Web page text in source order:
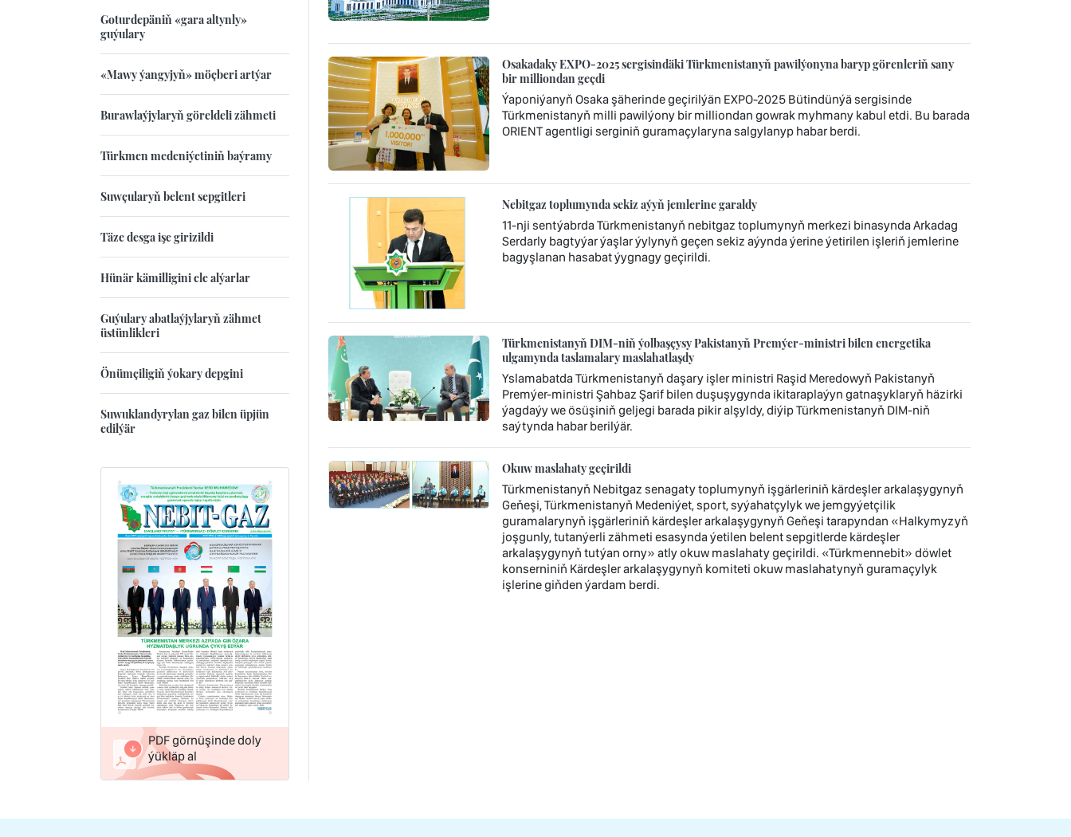
Osakadaky EXPO-2025 sergisindäki Türkmenistanyň pawilýonyna baryp görenleriň sany
bir milliondan geçdi
Ýaponiýanyň Osaka şäherinde geçirilýän EXPO‑2025 Bütindünýä sergisinde
Türkmenistanyň milli pawilýony bir milliondan gowrak myhmany kabul etdi. Bu barada
ORIENT agentligi serginiň guramaçylaryna salgylanyp habar berdi.
Nebitgaz toplumynda sekiz aýyň jemlerine garaldy
11-nji sentýabrda Türkmenistanyň nebitgaz toplumynyň merkezi binasynda Arkadag
Serdarly bagtyýar ýaşlar ýylynyň geçen sekiz aýynda ýerine ýetirilen işleriň jemlerine
bagyşlanan hasabat ýygnagy geçirildi.
Türkmenistanyň DIM-niň ýolbaşçysy Pakistanyň Premýer-ministri bilen energetika
ulgamynda taslamalary maslahatlaşdy
Yslamabatda Türkmenistanyň daşary işler ministri Raşid Meredowyň Pakistanyň
Premýer-ministri Şahbaz Şarif bilen duşuşygynda ikitaraplaýyn gatnaşyklaryň häzirki
ýagdaýy we ösüşiniň geljegi barada pikir alşyldy, diýip Türkmenistanyň DIM-niň
saýtynda habar berilýär.
Okuw maslahaty geçirildi
Türkmenistanyň Nebitgaz senagaty toplumynyň işgärleriniň kärdeşler arkalaşygynyň
Geňeşi, Türkmenistanyň Medeniýet, sport, syýahatçylyk we jemgyýetçilik
guramalarynyň işgärleriniň kärdeşler arkalaşygynyň Geňeşi tarapyndan «Halkymyzyň
joşgunly, tutanýerli zähmeti esasynda ýetilen belent sepgitlerde kärdeşler
arkalaşygynyň tutýan orny» atly okuw maslahaty geçirildi. «Türkmennebit» döwlet
konserniniň Kärdeşler arkalaşygynyň komiteti okuw maslahatynyň guramaçylyk
işlerine giňden ýardam berdi.
Goturdepäniň «gara altynly»
guýulary
«Mawy ýangyjyň» möçberi artýar
Burawlaýjylaryň göreldeli zähmeti
Türkmen medeniýetiniň baýramy
Suwçularyň belent sepgitleri
Täze desga işe girizildi
Hünär kämilligini ele alýarlar
Guýulary abatlaýjylaryň zähmet
üstünlikleri
Önümçiligiň ýokary depgini
Suwuklandyrylan gaz bilen üpjün
edilýär
PDF görnüşinde doly
ýükläp al